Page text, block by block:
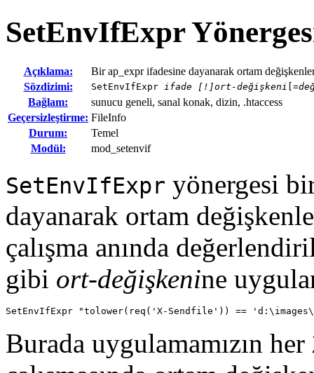
SetEnvIfExpr
Açıklama:
Bir ap_expr ifadesine dayanarak ortam
Sözdizimi:
SetEnvIfExpr ifade [!]ort-değişkeni [=
Bağlam:
sunucu geneli, sanal konak, dizin, .htaccess
Geçersizleştirme: FileInfo
Durum:
Temel
Modül:
mod_setenvif
SetEnvIfExpr yönergesi
dayanarak ortam
çalışma anında
gibi ort-değişkenine
SetEnvIfExpr "tolower(req('X-Sendfile')) ==
Burada uygulamamızın her